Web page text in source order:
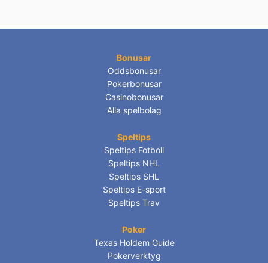
Bonusar
Oddsbonusar
Pokerbonusar
Casinobonusar
Alla spelbolag
Speltips
Speltips Fotboll
Speltips NHL
Speltips SHL
Speltips E-sport
Speltips Trav
Poker
Texas Holdem Guide
Pokerverktyg